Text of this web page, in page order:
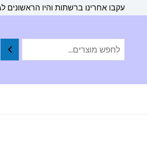
עקבו אחרינו ברשתות והיו הראשונים